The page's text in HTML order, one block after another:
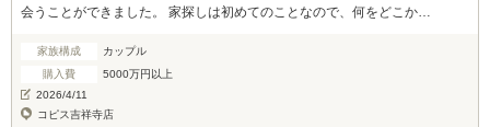
会うことができました。 家探しは初めてのことなので、何をどこか
たが、自分たちの要望を丁寧に整理してくださったことで、迷いなく
進めることができました。 また、見学の予約からキャンセルの手続き
まで迅速に代行していただけたのも、非常に助かったポイントです。
プロの視点による物件比較や手厚いサポートに、心から感謝していま
家族構成
カップル
購入費
5000万円以上
2026/4/11
コピス吉祥寺店